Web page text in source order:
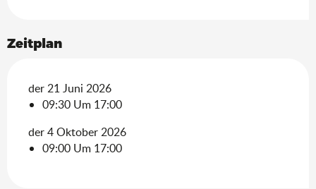
Zeitplan
der 21 Juni 2026
09:30 Um 17:00
der 4 Oktober 2026
09:00 Um 17:00